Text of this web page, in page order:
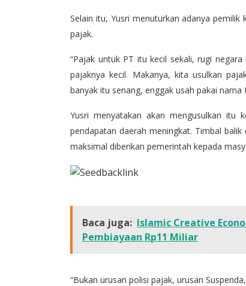
Selain itu, Yusri menuturkan adanya
pajak.
“Pajak untuk PT itu kecil sekali, rugi
pajaknya kecil. Makanya, kita usulkan
banyak itu senang, enggak usah pakai
Yusri menyatakan akan mengusulkan itu
pendapatan daerah meningkat. Timbal
maksimal diberikan pemerintah kepada
Baca juga: Islamic Creative
Pembiayaan Rp11 Miliar
“Bukan urusan polisi pajak, urusan